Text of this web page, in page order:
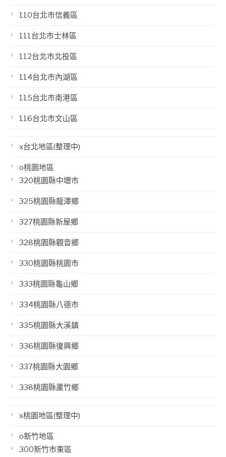
110台北市信義區
111台北市士林區
112台北市北投區
114台北市內湖區
115台北市南港區
116台北市文山區
x台北地區(整理中)
o桃園地區
320桃園縣中壢市
325桃園縣龍潭鄉
327桃園縣新屋鄉
328桃園縣觀音鄉
330桃園縣桃園市
333桃園縣龜山鄉
334桃園縣八德市
335桃園縣大溪鎮
336桃園縣復興鄉
337桃園縣大園鄉
338桃園縣蘆竹鄉
x桃園地區(整理中)
o新竹地區
300新竹市東區